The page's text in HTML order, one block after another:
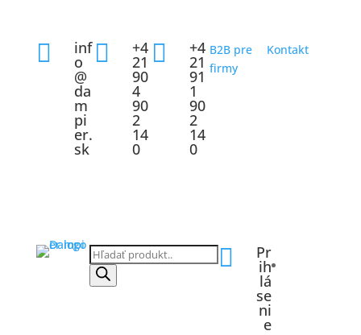
 inf
o
@
da
m
pi
er.
sk
 +4
21
90
4
90
2
14
0
 +4
21
91
1
90
2
14
0
B2B pre
firmy
Kontakt
Products
search
 Pr
ih
lá
se
ni
e